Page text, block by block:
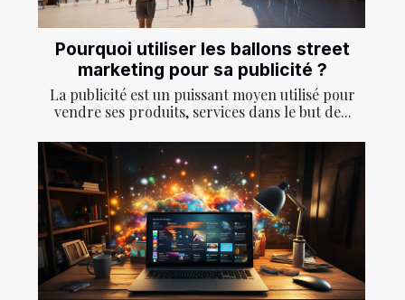
Pourquoi utiliser les ballons street
marketing pour sa publicité ?
La publicité est un puissant moyen utilisé pour
vendre ses produits, services dans le but de...